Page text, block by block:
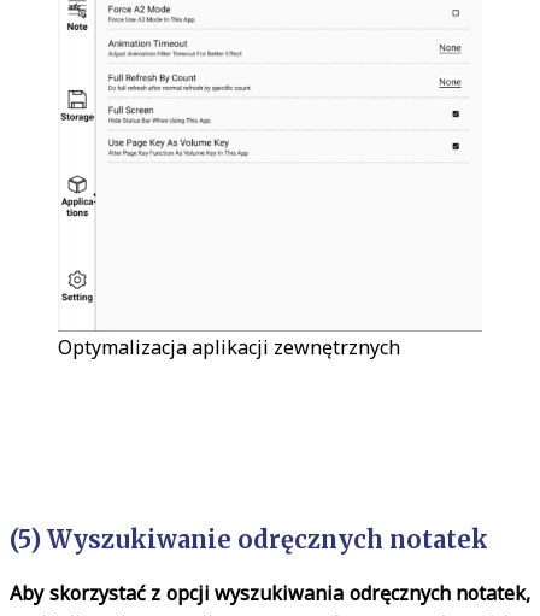
Optymalizacja aplikacji zewnętrznych
(5) Wyszukiwanie odręcznych notatek
Aby skorzystać z opcji wyszukiwania odręcznych notatek,